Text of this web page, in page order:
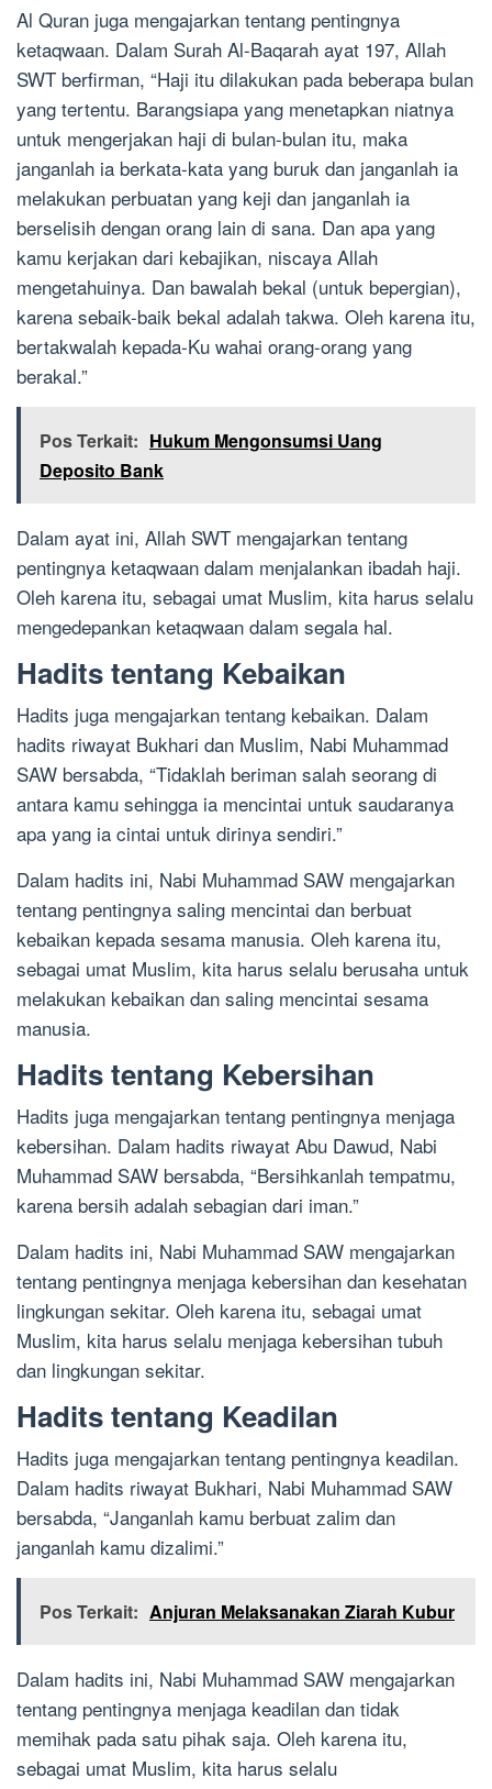
Al Quran juga mengajarkan tentang pentingnya
ketaqwaan. Dalam Surah Al-Baqarah ayat 197, Allah
SWT berfirman, “Haji itu dilakukan pada beberapa bulan
yang tertentu. Barangsiapa yang menetapkan niatnya
untuk mengerjakan haji di bulan-bulan itu, maka
janganlah ia berkata-kata yang buruk dan janganlah ia
melakukan perbuatan yang keji dan janganlah ia
berselisih dengan orang lain di sana. Dan apa yang
kamu kerjakan dari kebajikan, niscaya Allah
mengetahuinya. Dan bawalah bekal (untuk bepergian),
karena sebaik-baik bekal adalah takwa. Oleh karena itu,
bertakwalah kepada-Ku wahai orang-orang yang
berakal.”
Pos Terkait: Hukum Mengonsumsi Uang
Deposito Bank
Dalam ayat ini, Allah SWT mengajarkan tentang
pentingnya ketaqwaan dalam menjalankan ibadah haji.
Oleh karena itu, sebagai umat Muslim, kita harus selalu
mengedepankan ketaqwaan dalam segala hal.
Hadits tentang Kebaikan
Hadits juga mengajarkan tentang kebaikan. Dalam
hadits riwayat Bukhari dan Muslim, Nabi Muhammad
SAW bersabda, “Tidaklah beriman salah seorang di
antara kamu sehingga ia mencintai untuk saudaranya
apa yang ia cintai untuk dirinya sendiri.”
Dalam hadits ini, Nabi Muhammad SAW mengajarkan
tentang pentingnya saling mencintai dan berbuat
kebaikan kepada sesama manusia. Oleh karena itu,
sebagai umat Muslim, kita harus selalu berusaha untuk
melakukan kebaikan dan saling mencintai sesama
manusia.
Hadits tentang Kebersihan
Hadits juga mengajarkan tentang pentingnya menjaga
kebersihan. Dalam hadits riwayat Abu Dawud, Nabi
Muhammad SAW bersabda, “Bersihkanlah tempatmu,
karena bersih adalah sebagian dari iman.”
Dalam hadits ini, Nabi Muhammad SAW mengajarkan
tentang pentingnya menjaga kebersihan dan kesehatan
lingkungan sekitar. Oleh karena itu, sebagai umat
Muslim, kita harus selalu menjaga kebersihan tubuh
dan lingkungan sekitar.
Hadits tentang Keadilan
Hadits juga mengajarkan tentang pentingnya keadilan.
Dalam hadits riwayat Bukhari, Nabi Muhammad SAW
bersabda, “Janganlah kamu berbuat zalim dan
janganlah kamu dizalimi.”
Pos Terkait: Anjuran Melaksanakan Ziarah Kubur
Dalam hadits ini, Nabi Muhammad SAW mengajarkan
tentang pentingnya menjaga keadilan dan tidak
memihak pada satu pihak saja. Oleh karena itu,
sebagai umat Muslim, kita harus selalu